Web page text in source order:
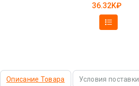
36.32K₽
Описание Товара Условия поставки